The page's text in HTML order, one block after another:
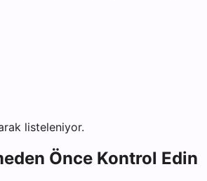
listeleniyor.
Önce Kontrol Edin